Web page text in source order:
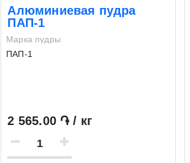
Алюминиевая пудра
ПАП-1
Марка пудры
ПАП-1
2 565.00 ֏ / кг